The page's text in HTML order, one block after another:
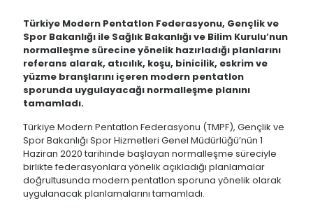
Türkiye Modern Pentatlon Federasyonu, Gençlik ve
Spor Bakanlığı ile Sağlık Bakanlığı ve Bilim Kurulu’nun
normalleşme sürecine yönelik hazırladığı planlarını
referans alarak, atıcılık, koşu, binicilik, eskrim ve
yüzme branşlarını içeren modern pentatlon
sporunda uygulayacağı normalleşme planını
tamamladı.
Türkiye Modern Pentatlon Federasyonu (TMPF), Gençlik ve
Spor Bakanlığı Spor Hizmetleri Genel Müdürlüğü’nün 1
Haziran 2020 tarihinde başlayan normalleşme süreciyle
birlikte federasyonlara yönelik açıkladığı planlamalar
doğrultusunda modern pentatlon sporuna yönelik olarak
uygulanacak planlamalarını tamamladı.